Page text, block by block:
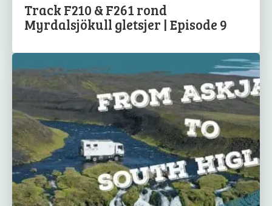
Track F210 & F261 rond
Myrdalsjökull gletsjer | Episode 9